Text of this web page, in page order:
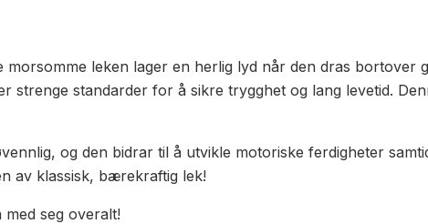
leken lager en herlig lyd når den dras
strenge standarder for å sikre trygghet og lang levetid.
og den bidrar til å utvikle motoriske ferdigheter
av klassisk, bærekraftig lek!
seg overalt!